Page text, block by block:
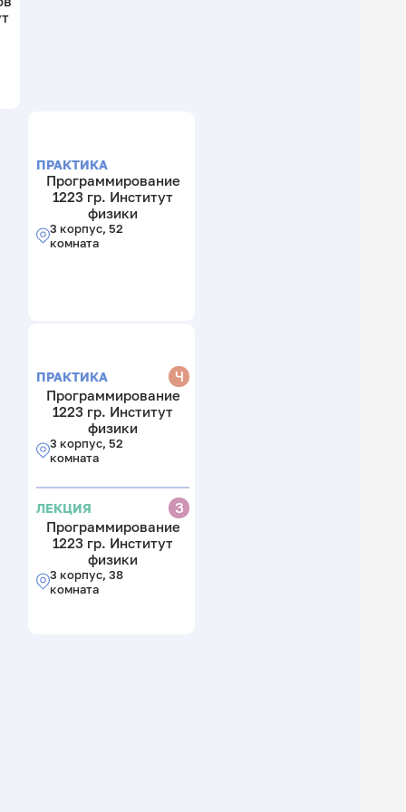
ПРАКТИКА
Программирование
1223 гр. Институт
физики
3 корпус, 52
комната
ПРАКТИКА
Ч
Программирование
1223 гр. Институт
физики
3 корпус, 52
комната
ЛЕКЦИЯ
З
Программирование
1223 гр. Институт
физики
3 корпус, 38
комната